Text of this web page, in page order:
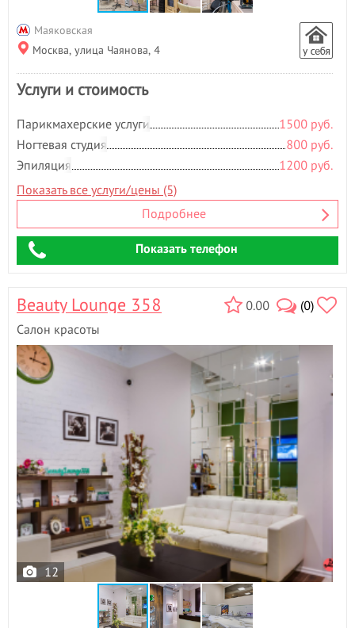
Маяковская
Москва, улица Чаянова, 4
Услуги и стоимость
Парикмахерские услуги
1500 руб.
Ногтевая студия
800 руб.
Эпиляция
1200 руб.
Показать все услуги/цены (5)
Подробнее
Показать телефон
0.00 (0)
Beauty Lounge 358
Салон красоты
12